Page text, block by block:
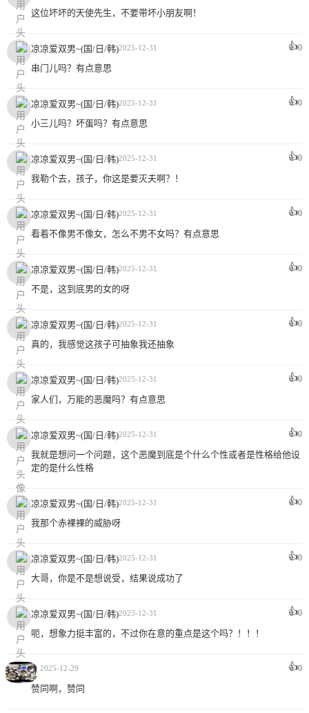
这位坏坏的天使先生，不要带坏小朋友啊！
凉凉爱双男~(国/日/韩)2025-12-31 👍0
串门儿吗？有点意思
凉凉爱双男~(国/日/韩)2025-12-31 👍0
小三儿吗？坏蛋吗？有点意思
凉凉爱双男~(国/日/韩)2025-12-31 👍0
我勒个去，孩子，你这是要灭夫啊？！
凉凉爱双男~(国/日/韩)2025-12-31 👍0
看着不像男不像女，怎么不男不女吗？有点意思
凉凉爱双男~(国/日/韩)2025-12-31 👍0
不是，这到底男的女的呀
凉凉爱双男~(国/日/韩)2025-12-31 👍0
真的，我感觉这孩子可抽象我还抽象
凉凉爱双男~(国/日/韩)2025-12-31 👍0
家人们，万能的恶魔吗？有点意思
凉凉爱双男~(国/日/韩)2025-12-31 👍0
我就是想问一个问题，这个恶魔到底是个什么个性或者是性格给他设
定的是什么性格
凉凉爱双男~(国/日/韩)2025-12-31 👍0
我那个赤裸裸的威胁呀
凉凉爱双男~(国/日/韩)2025-12-31 👍0
大哥，你是不是想说受，结果说成功了
凉凉爱双男~(国/日/韩)2025-12-31 👍0
呃，想象力挺丰富的，不过你在意的重点是这个吗？！！！
。 2025-12-29 👍0
赞同啊，赞同